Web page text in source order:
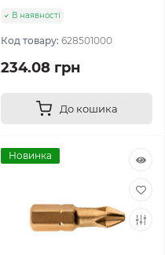
В наявності
Код товару: 628501000
234.08 грн
До кошика
Новинка